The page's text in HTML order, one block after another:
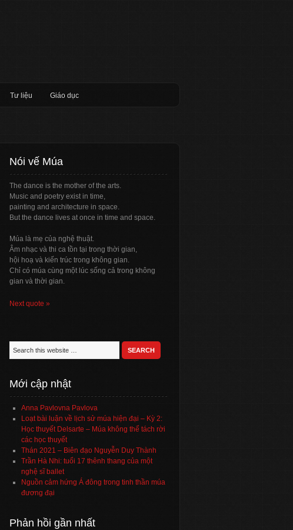
Tư liệu Giáo dục
Nói vế Múa
The dance is the mother of the arts.
Music and poetry exist in time,
painting and architecture in space.
But the dance lives at once in time and space.
Múa là mẹ của nghệ thuật.
Âm nhạc và thi ca tồn tại trong thời gian,
hội hoạ và kiến trúc trong không gian.
Chỉ có múa cùng một lúc sống cả trong không
gian và thời gian.
Next quote »
Mới cập nhật
Anna Pavlovna Pavlova
Loạt bài luận về lịch sử múa hiện đại – Kỳ 2:
Học thuyết Delsarte – Múa không thể tách rời
các học thuyết
Thán 2021 – Biên đạo Nguyễn Duy Thành
Trần Hà Nhi: tuổi 17 thênh thang của một
nghệ sĩ ballet
Nguồn cảm hứng Á đông trong tinh thần múa
đương đại
Phản hồi gần nhất